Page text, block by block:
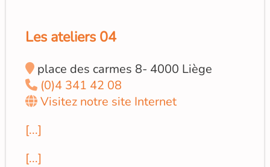
Les ateliers 04
place des carmes 8- 4000 Liège
(0)4 341 42 08
Visitez notre site Internet
[...]
[...]